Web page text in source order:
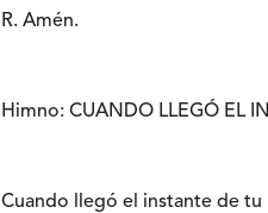
R. Amén.
Himno: CUANDO LLEGÓ EL
Cuando llegó el instante de tu